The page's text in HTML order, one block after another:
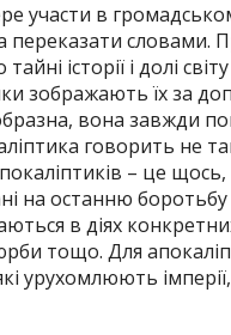
участи в
словами.
історії і долі
зображають їх за
вона завжди
говорить не
– це
на останню
в діях
тощо. Для
урухомлюють